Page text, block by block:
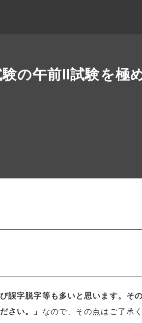
の午前Ⅱ試験を極
誤字脱字等も多いと思います。そ
さい。」 なので、その点はご了承